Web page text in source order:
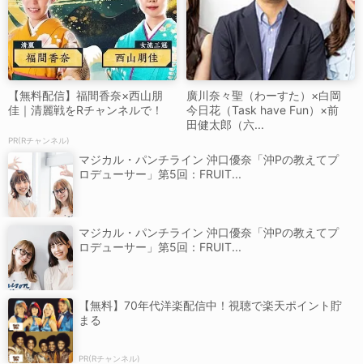
【無料配信】福間香奈×西山朋
佳｜清麗戦をRチャンネルで！
PR(Rチャンネル)
廣川奈々聖（わーすた）×白岡
今日花（Task have Fun）×前
田健太郎（六...
マジカル・パンチライン 沖口優奈「沖Pの教えてプ
ロデューサー」第5回：FRUIT...
マジカル・パンチライン 沖口優奈「沖Pの教えてプ
ロデューサー」第5回：FRUIT...
【無料】70年代洋楽配信中！視聴で楽天ポイント貯
まる
PR(Rチャンネル)